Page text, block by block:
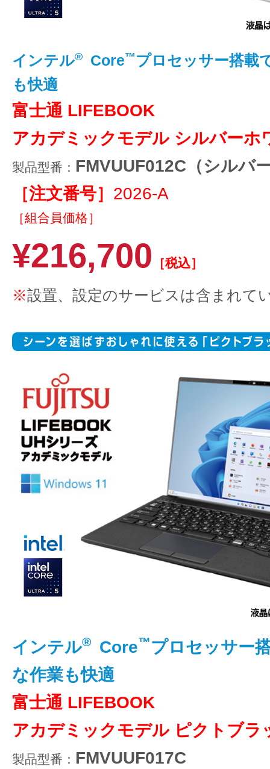
インテル® Core™プロセッサー搭載
も快適
富士通 LIFEBOOK
アカデミックモデル シルバーホ
製品型番： FMVUUF012C（シルバ
［注文番号］ 2026-A
［組合員価格］
¥216,700 ［税込］
※設置、設定のサービスは含まれて
インテル® Core™プロセッサー
な作業も快適
富士通 LIFEBOOK
アカデミックモデル ピクトブラ
製品型番： FMVUUF017C